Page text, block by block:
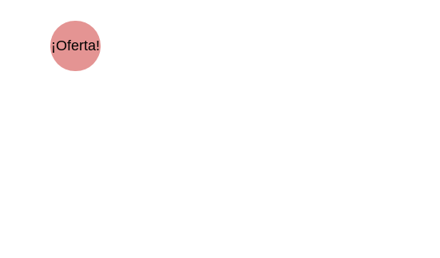
¡Oferta!